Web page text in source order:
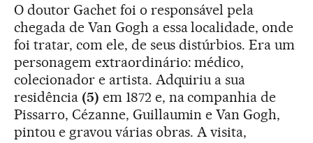
O doutor Gachet foi o responsável pela
chegada de Van Gogh a essa localidade, onde
foi tratar, com ele, de seus distúrbios. Era um
personagem extraordinário: médico,
colecionador e artista. Adquiriu a sua
residência (5) em 1872 e, na companhia de
Pissarro, Cézanne, Guillaumin e Van Gogh,
pintou e gravou várias obras. A visita,